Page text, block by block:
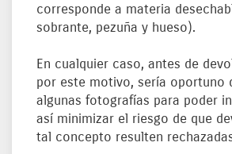
corresponde a materia
sobrante, pezuña y hueso).
En cualquier caso, antes de
por este motivo, sería oportuno
algunas fotografías para poder
así minimizar el riesgo de que
tal concepto resulten